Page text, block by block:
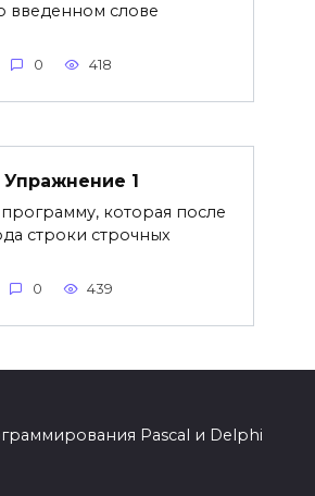
введенном слове
0 418
Упражнение 1
которая после
строки строчных
0 439
Pascal и Delphi